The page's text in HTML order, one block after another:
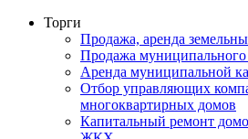
Торги
Продажа, аренда
Продажа
Аренда муниципальной
Отбор управляющих
многоквартирных домов
Капитальный ремонт